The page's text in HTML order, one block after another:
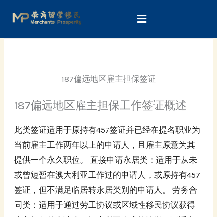
content
187偏远地区雇主担保签证
187偏远地区雇主担保工作签证概述
此类签证适用于原持有457签证并已经在提名职业为
当前雇主工作两年以上的申请人，且雇主原意为其
提供一个永久职位。 直接申请永居类：适用于从未
或曾短暂在澳大利亚工作过的申请人，或原持有457
签证，但不满足临居转永居类别的申请人。 劳务合
同类：适用于通过劳工协议或区域性移民协议获得